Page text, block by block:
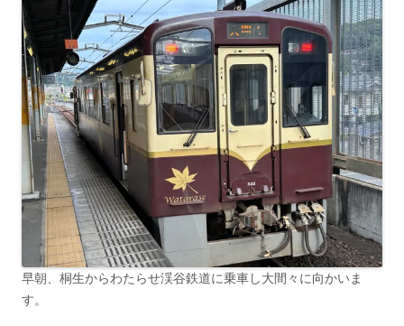
早朝、桐生からわたらせ渓谷鉄道に乗車し大間々に向かいま
す。